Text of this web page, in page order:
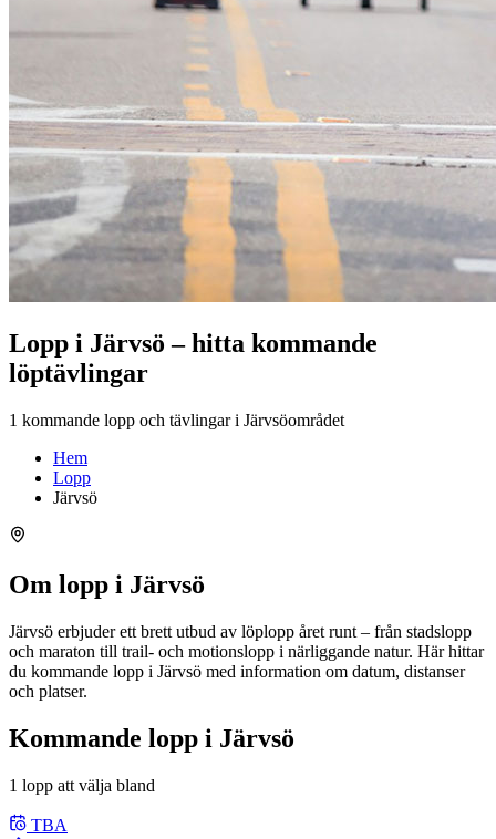
Lopp i Järvsö – hitta kommande
löptävlingar
1 kommande lopp och tävlingar i Järvsöområdet
Hem
Lopp
Järvsö
Om lopp i Järvsö
Järvsö erbjuder ett brett utbud av löplopp året runt – från stadslopp
och maraton till trail- och motionslopp i närliggande natur. Här hittar
du kommande lopp i Järvsö med information om datum, distanser
och platser.
Kommande lopp i Järvsö
1 lopp att välja bland
TBA